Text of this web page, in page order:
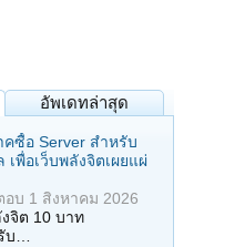
อัพเดทล่าสุด
ซื้อ Server สำหรับ
เพื่อเว็บพลังจิตเผยแผ่
อบ 1 สิงหาคม 2026
จิต 10 บาท
บ…